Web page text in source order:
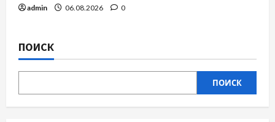
admin 06.08.2026 0
ПОИСК
ПОИСК